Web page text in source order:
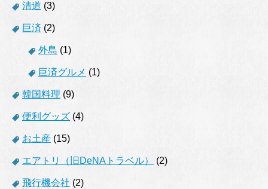
清道 (3)
巨済 (2)
外島 (1)
巨済グルメ (1)
韓国料理 (9)
便利グッズ (4)
お土産 (15)
エアトリ（旧DeNAトラベル） (2)
飛行機会社 (2)